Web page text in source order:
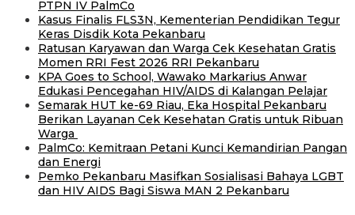
PTPN IV PalmCo
Kasus Finalis FLS3N, Kementerian Pendidikan Tegur
Keras Disdik Kota Pekanbaru
‎Ratusan Karyawan dan Warga Cek Kesehatan Gratis
Momen RRI Fest 2026 RRI Pekanbaru
‎KPA Goes to School, Wawako Markarius Anwar
Edukasi Pencegahan HIV/AIDS di Kalangan Pelajar
‎Semarak HUT ke-69 Riau, Eka Hospital Pekanbaru
Berikan Layanan Cek Kesehatan Gratis untuk Ribuan
Warga ‎
PalmCo: Kemitraan Petani Kunci Kemandirian Pangan
dan Energi
‎Pemko Pekanbaru Masifkan Sosialisasi Bahaya LGBT
dan HIV AIDS Bagi Siswa MAN 2 Pekanbaru